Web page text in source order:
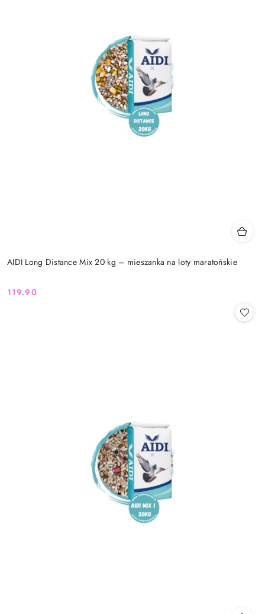
AIDI Long Distance Mix 20 kg – mieszanka na loty maratońskie
Cena:
119.90